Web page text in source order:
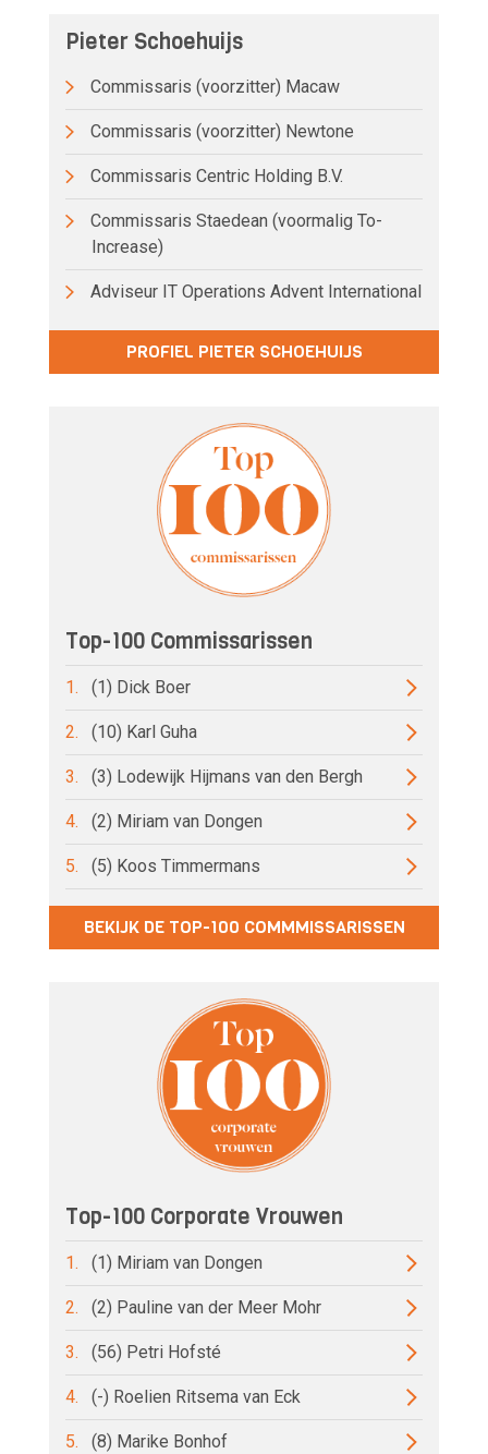
Pieter Schoehuijs
Commissaris (voorzitter) Macaw
Commissaris (voorzitter) Newtone
Commissaris Centric Holding B.V.
Commissaris Staedean (voormalig To-
Increase)
Adviseur IT Operations Advent International
PROFIEL PIETER SCHOEHUIJS
Top-100 Commissarissen
1. (1) Dick Boer
2. (10) Karl Guha
3. (3) Lodewijk Hijmans van den Bergh
4. (2) Miriam van Dongen
5. (5) Koos Timmermans
BEKIJK DE TOP-100 COMMMISSARISSEN
Top-100 Corporate Vrouwen
1. (1) Miriam van Dongen
2. (2) Pauline van der Meer Mohr
3. (56) Petri Hofsté
4. (-) Roelien Ritsema van Eck
5. (8) Marike Bonhof